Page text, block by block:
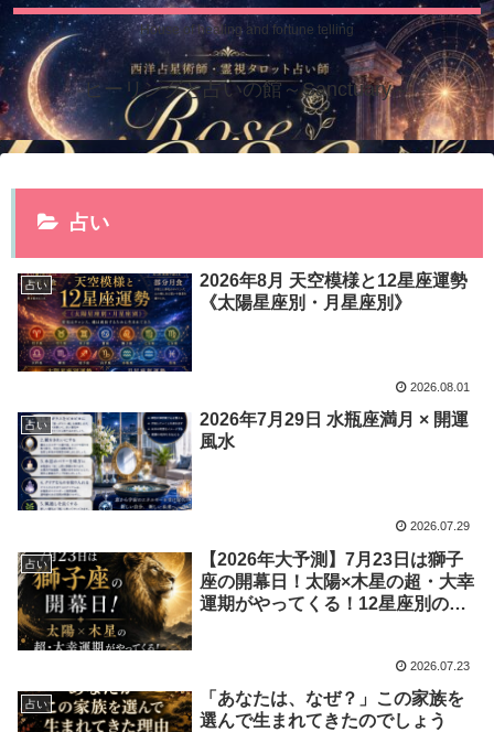
House of healing and fortune telling
ヒーリングと占いの館～Sanctuary～
占い
占い
2026年8月 天空模様と12星座運勢
《太陽星座別・月星座別》
2026.08.01
占い
2026年7月29日 水瓶座満月 × 開運
風水
2026.07.29
占い
【2026年大予測】7月23日は獅子
座の開幕日！太陽×木星の超・大幸
運期がやってくる！12星座別の影
2026.07.23
占い
「あなたは、なぜ？」この家族を
選んで生まれてきたのでしょう